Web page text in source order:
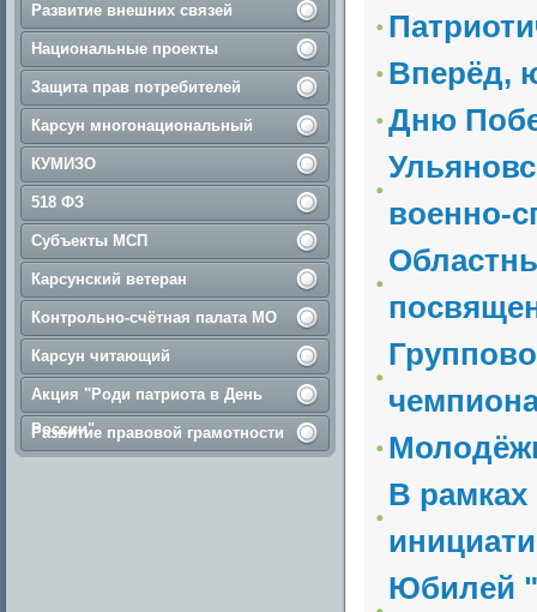
Развитие внешних связей
Национальные проекты
Защита прав потребителей
Карсун многонациональный
КУМИЗО
518 ФЗ
Субъекты МСП
Карсунский ветеран
Контрольно-счётная палата МО
Карсун читающий
Акция "Роди патриота в День
России"
Развитие правовой грамотности
Вперёд,
Дню
военно-
В
Юбилей